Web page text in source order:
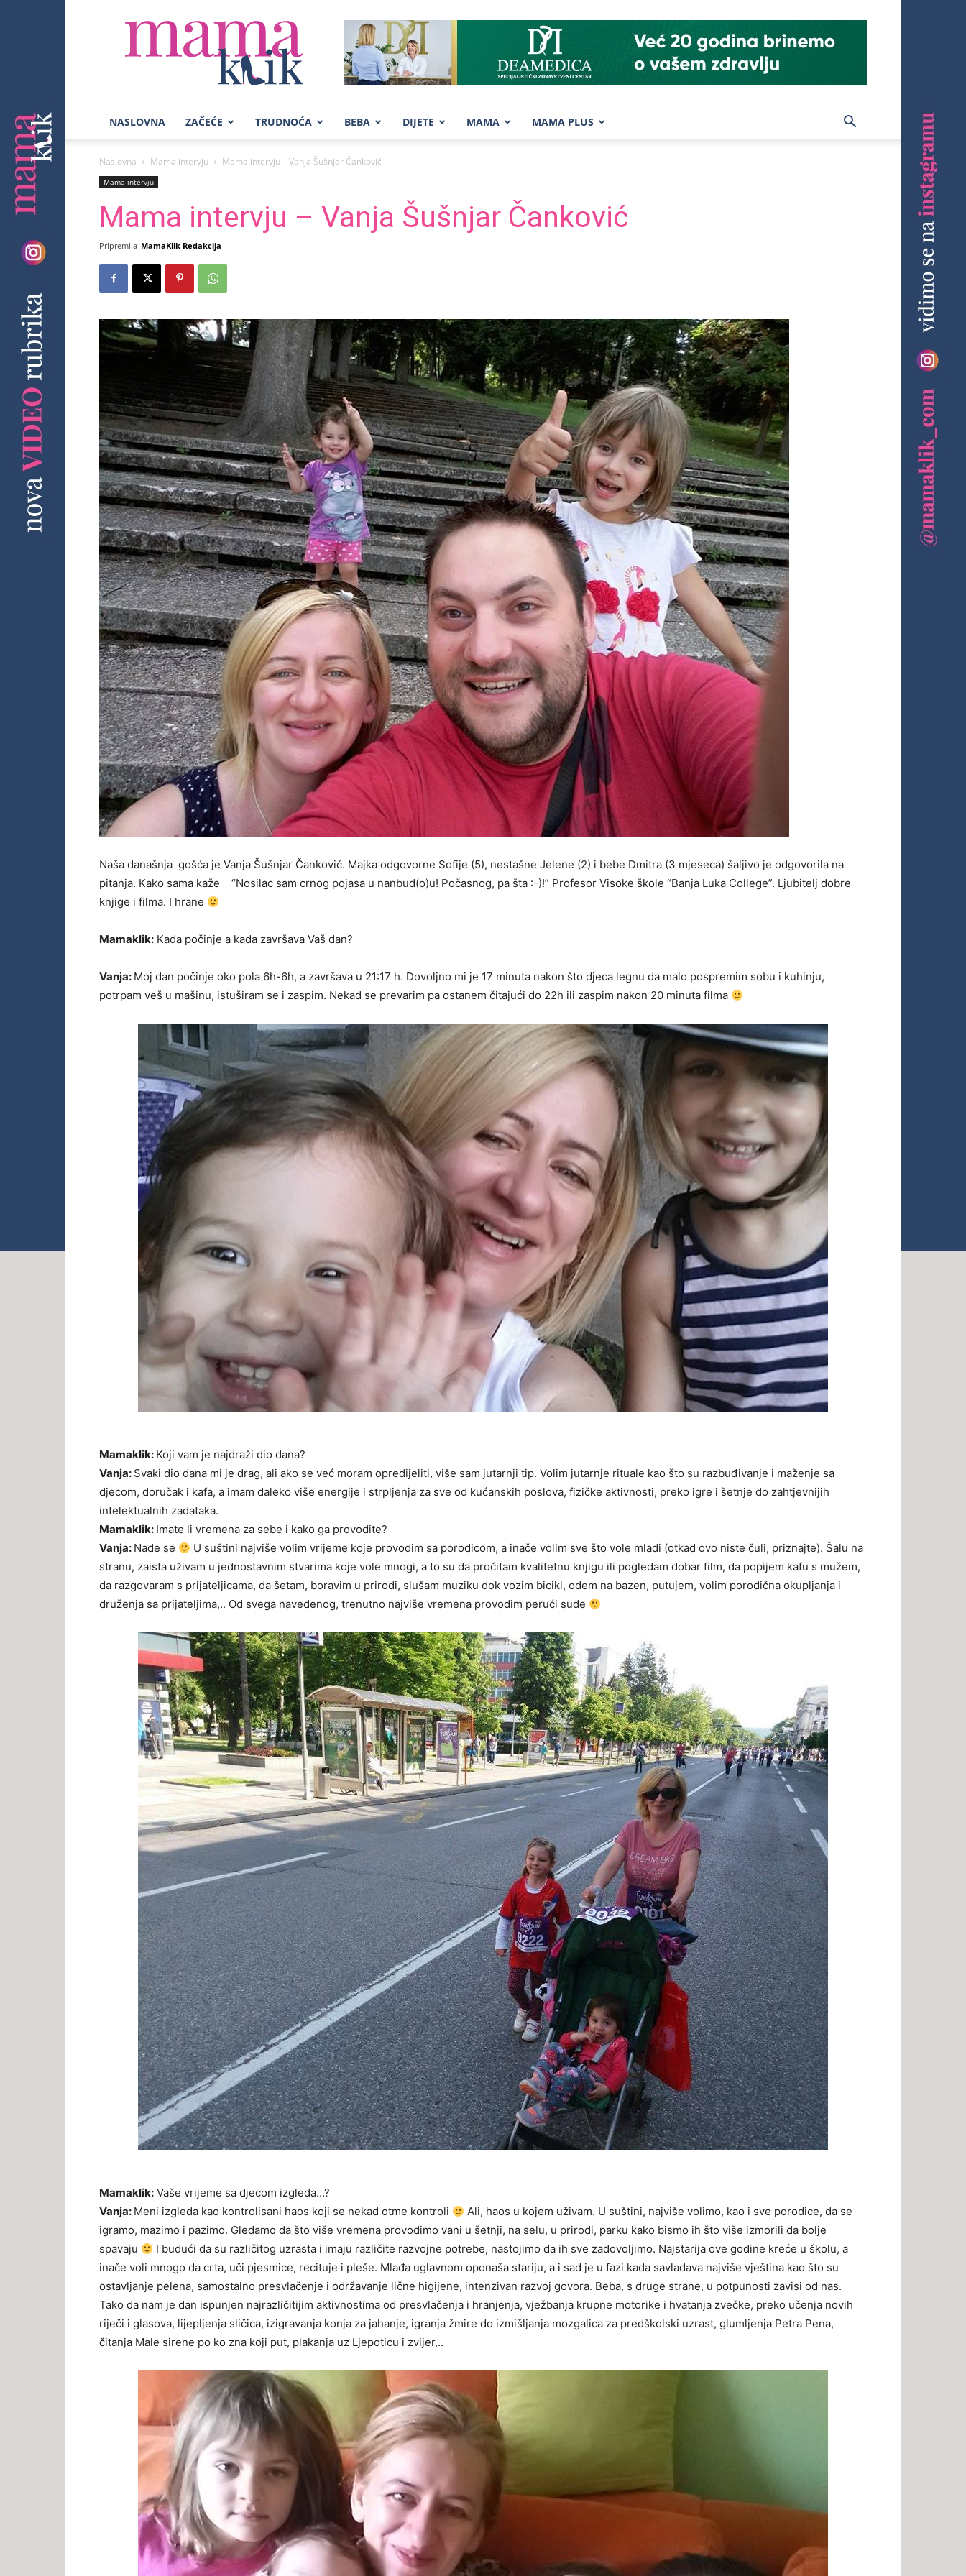
Mama
NASLOVNA ZAČEĆE TRUDNOĆA BEBA DIJETE MAMA MAMA PLUS
Naslovna Mama intervju Mama intervju – Vanja Šušnjar Čanković
Mama intervju
Mama intervju – Vanja Šušnjar Čanković
Pripremila MamaKlik Redakcija -
Naša današnja gošća je Vanja Šušnjar Čanković. Majka odgovorne Sofije (5), nestašne Jelene (2) i bebe Dmitra (3 mjeseca) šaljivo je odgovorila na
pitanja. Kako sama kaže “Nosilac sam crnog pojasa u nanbud(o)u! Počasnog, pa šta :-)!” Profesor Visoke škole “Banja Luka College”. Ljubitelj dobre
knjige i filma. I hrane
Mamaklik: Kada počinje a kada završava Vaš dan?
Vanja: Moj dan počinje oko pola 6h-6h, a završava u 21:17 h. Dovoljno mi je 17 minuta nakon što djeca legnu da malo pospremim sobu i kuhinju,
potrpam veš u mašinu, istuširam se i zaspim. Nekad se prevarim pa ostanem čitajući do 22h ili zaspim nakon 20 minuta filma
Mamaklik: Koji vam je najdraži dio dana?
Vanja: Svaki dio dana mi je drag, ali ako se već moram opredijeliti, više sam jutarnji tip. Volim jutarnje rituale kao što su razbuđivanje i maženje sa
djecom, doručak i kafa, a imam daleko više energije i strpljenja za sve od kućanskih poslova, fizičke aktivnosti, preko igre i šetnje do zahtjevnijih
intelektualnih zadataka.
Mamaklik: Imate li vremena za sebe i kako ga provodite?
Vanja: Nađe se
U suštini najviše volim vrijeme koje provodim sa porodicom, a inače volim sve što vole mladi (otkad ovo niste čuli, priznajte). Šalu na
stranu, zaista uživam u jednostavnim stvarima koje vole mnogi, a to su da pročitam kvalitetnu knjigu ili pogledam dobar film, da popijem kafu s mužem,
da razgovaram s prijateljicama, da šetam, boravim u prirodi, slušam muziku dok vozim bicikl, odem na bazen, putujem, volim porodična okupljanja i
druženja sa prijateljima,.. Od svega navedenog, trenutno najviše vremena provodim perući suđe
Mamaklik: Vaše vrijeme sa djecom izgleda…?
Vanja: Meni izgleda kao kontrolisani haos koji se nekad otme kontroli
Ali, haos u kojem uživam. U suštini, najviše volimo, kao i sve porodice, da se
igramo, mazimo i pazimo. Gledamo da što više vremena provodimo vani u šetnji, na selu, u prirodi, parku kako bismo ih što više izmorili da bolje
spavaju
I budući da su različitog uzrasta i imaju različite razvojne potrebe, nastojimo da ih sve zadovoljimo. Najstarija ove godine kreće u školu, a
inače voli mnogo da crta, uči pjesmice, recituje i pleše. Mlađa uglavnom oponaša stariju, a i sad je u fazi kada savladava najviše vještina kao što su
ostavljanje pelena, samostalno presvlačenje i održavanje lične higijene, intenzivan razvoj govora. Beba, s druge strane, u potpunosti zavisi od nas.
Tako da nam je dan ispunjen najrazličitijim aktivnostima od presvlačenja i hranjenja, vježbanja krupne motorike i hvatanja zvečke, preko učenja novih
riječi i glasova, lijepljenja sličica, izigravanja konja za jahanje, igranja žmire do izmišljanja mozgalica za predškolski uzrast, glumljenja Petra Pena,
čitanja Male sirene po ko zna koji put, plakanja uz Ljepoticu i zvijer,..